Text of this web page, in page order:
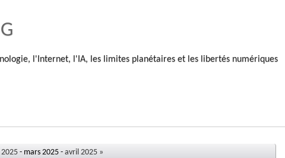
l'Internet, l'IA, les limites planétaires et les libertés numériques
- mars 2025 -avril 2025 »